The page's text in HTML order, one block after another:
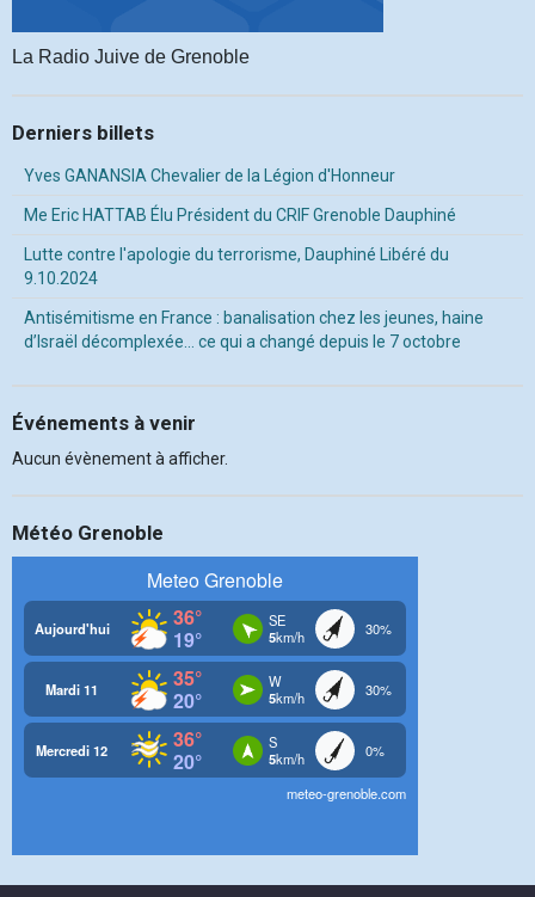
La Radio Juive de Grenoble
Derniers billets
Yves GANANSIA Chevalier de la Légion d'Honneur
Me Eric HATTAB Élu Président du CRIF Grenoble Dauphiné
Lutte contre l'apologie du terrorisme, Dauphiné Libéré du
9.10.2024
Antisémitisme en France : banalisation chez les jeunes, haine
d’Israël décomplexée… ce qui a changé depuis le 7 octobre
Événements à venir
Aucun évènement à afficher.
Météo Grenoble